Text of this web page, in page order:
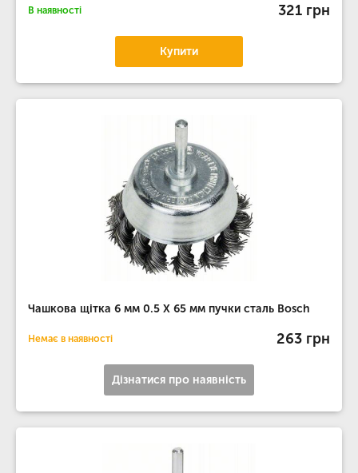
В наявності 321 грн
Купити
Чашкова щітка 6 мм 0.5 Х 65 мм пучки сталь Bosch
Немає в наявності 263 грн
Дізнатися про наявність